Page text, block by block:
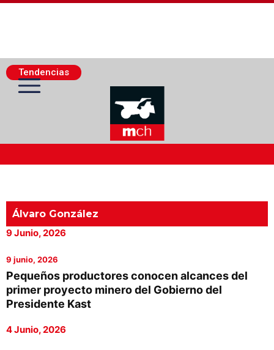
Tendencias
Actualidad Minera
Minería Superficie
Proveedores
Canal Digital
Columnas de Opinión
Álvaro González
9 Junio, 2026
9 junio, 2026
Pequeños productores conocen alcances del
primer proyecto minero del Gobierno del
Presidente Kast
4 Junio, 2026